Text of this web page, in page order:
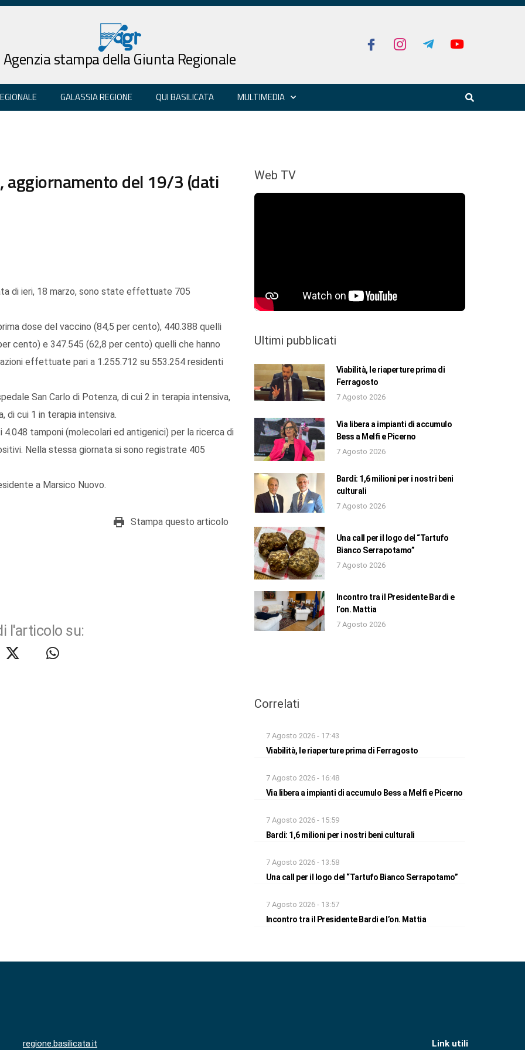
Agenzia stampa della Giunta Regionale
GALASSIA REGIONE QUI BASILICATA MULTIMEDIA
aggiornamento del 19/3 (dati
di ieri, 18 marzo, sono state effettuate 705
dose del vaccino (84,5 per cento), 440.388 quelli
cento) e 347.545 (62,8 per cento) quelli che hanno
effettuate pari a 1.255.712 su 553.254 residenti
San Carlo di Potenza, di cui 2 in terapia intensiva,
di cui 1 in terapia intensiva.
tamponi (molecolari ed antigenici) per la ricerca di
Nella stessa giornata si sono registrate 405
a Marsico Nuovo.
Stampa questo articolo
l'articolo su:
Web TV
Ultimi pubblicati
Viabilità, le riaperture prima di
Ferragosto
7 Agosto 2026
Via libera a impianti di accumulo
Bess a Melfi e Picerno
7 Agosto 2026
Bardi: 1,6 milioni per i nostri beni
culturali
7 Agosto 2026
Una call per il logo del “Tartufo
Bianco Serrapotamo”
7 Agosto 2026
Incontro tra il Presidente Bardi e
l’on. Mattia
7 Agosto 2026
Correlati
7 Agosto 2026 - 17:43
Viabilità, le riaperture prima di Ferragosto
7 Agosto 2026 - 16:48
Via libera a impianti di accumulo Bess a Melfi e Picerno
7 Agosto 2026 - 15:59
Bardi: 1,6 milioni per i nostri beni culturali
7 Agosto 2026 - 13:58
Una call per il logo del “Tartufo Bianco Serrapotamo”
7 Agosto 2026 - 13:57
Incontro tra il Presidente Bardi e l’on. Mattia
regione.basilicata.it Link utili